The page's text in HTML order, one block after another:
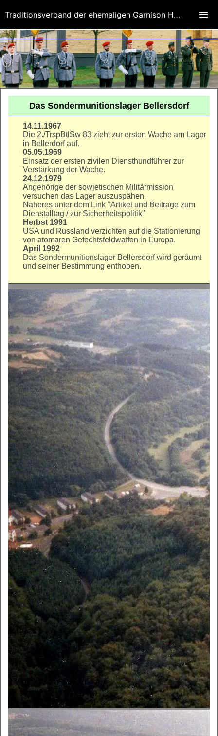
Das Sondermunitionslager Bellersdorf
14.11.1967
Die 2./TrspBtlSw 83 zieht zur ersten Wache am Lager
in Bellerdorf auf.
05.05.1969
Einsatz der ersten zivilen Diensthundführer zur
Verstärkung der Wache.
24.12.1979
Angehörige der sowjetischen Militärmission
versuchen das Lager auszuspähen.
Näheres unter dem Link "Artikel und Beiträge zum
Dienstalltag / zur Sicherheitspolitik"
Herbst 1991
USA und Russland verzichten auf die Stationierung
von atomaren Gefechtsfeldwaffen in Europa.
April 1992
Das Sondermunitionslager Bellersdorf wird geräumt
und seiner Bestimmung enthoben.
Traditionsverband der ehemaligen Garnison Herbornseelbach